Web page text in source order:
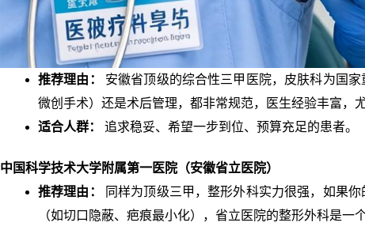
推荐理由：
安徽省顶级的综合性三甲医院，皮肤科为国
微创手术）还是术后管理，都非常规范，医生经验丰富，
适合人群：
追求稳妥、希望一步到位、预算充足的患者。
中国科学技术大学附属第一医院（安徽省立医院）
推荐理由：
同样为顶级三甲，整形外科实力很强，如果
（如切口隐蔽、疤痕最小化），省立医院的整形外科是一